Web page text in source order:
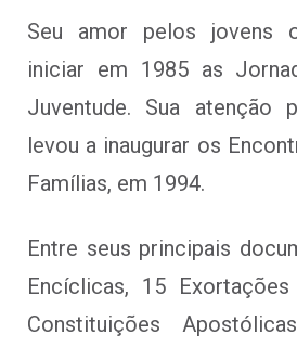
Seu amor pelos jovens
iniciar em 1985 as
Juventude. Sua atenção
levou a inaugurar os
Famílias, em 1994.
Entre seus principais
Encíclicas, 15
Constituições